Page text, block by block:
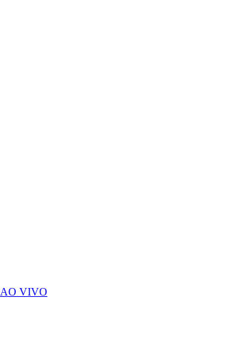
AO VIVO